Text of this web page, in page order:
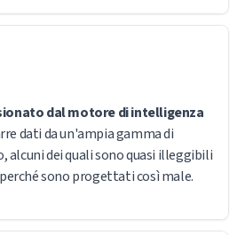
dal motore di intelligenza
dati da un'ampia gamma di
alcuni dei quali sono quasi illeggibili
sono progettati così male.